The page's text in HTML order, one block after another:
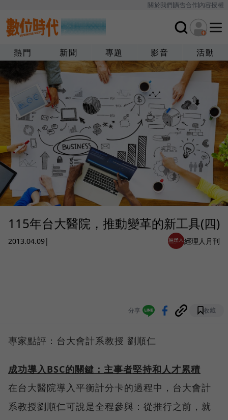
關於我們廣告合作內容授權
熱門 新聞 專題 影音 活動
115年台大醫院，推動變革的新工具(四)
2013.04.09| 經理人月刊
分享 收藏
專家點評：台大會計系教授 劉順仁
成功導入BSC的關鍵：主事者堅持和人才累積
在台大醫院導入平衡計分卡的過程中，台大會計
系教授劉順仁可說是全程參與：從推行之前，就